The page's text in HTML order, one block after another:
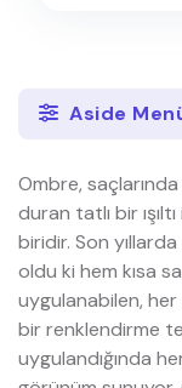
Aside
Ombre,
duran tatlı bir
biridir. Son
oldu ki hem kısa
uygulanabilen,
bir renklendirme
uygulandığında